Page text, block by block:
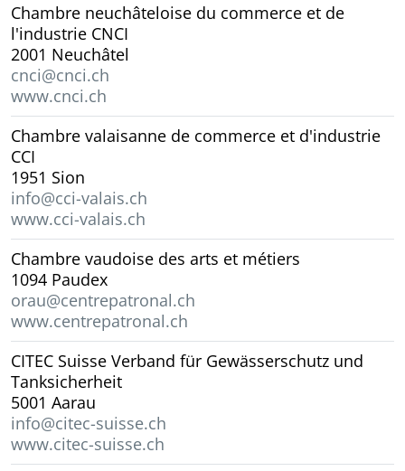
Chambre neuchâteloise du commerce et de
l'industrie CNCI
2001 Neuchâtel
cnci@cnci.ch
www.cnci.ch
Chambre valaisanne de commerce et d'industrie
CCI
1951 Sion
info@cci-valais.ch
www.cci-valais.ch
Chambre vaudoise des arts et métiers
1094 Paudex
orau@centrepatronal.ch
www.centrepatronal.ch
CITEC Suisse Verband für Gewässerschutz und
Tanksicherheit
5001 Aarau
info@citec-suisse.ch
www.citec-suisse.ch